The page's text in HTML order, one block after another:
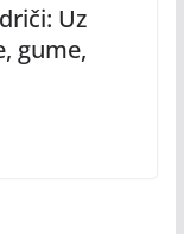
Uz
gume,